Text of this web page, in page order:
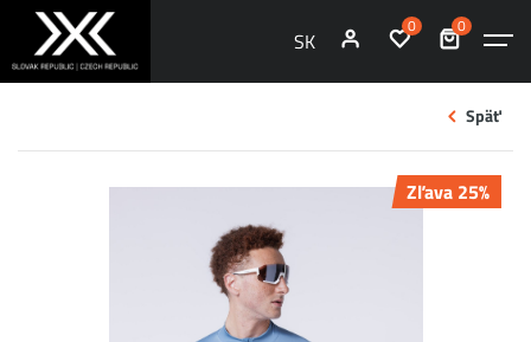
SK
0 0
Späť
Zľava 25%